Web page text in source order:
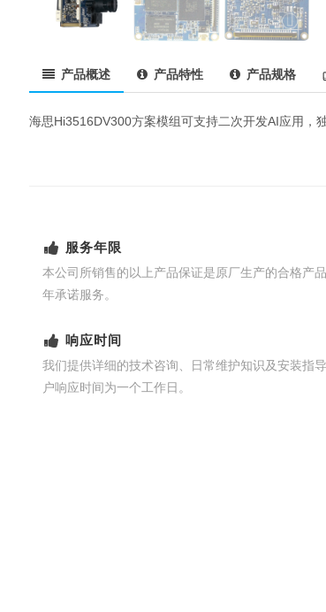
产品概述 产品特性 产品规格
海思Hi3516DV300方案模组可支持二次开发AI应用，
服务年限
本公司所销售的以上产品保证是原厂生产的合格产
年承诺服务。
响应时间
我们提供详细的技术咨询、日常维护知识及安装指
户响应时间为一个工作日。